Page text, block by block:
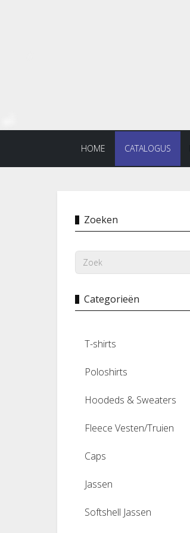
HOME CATALOGUS
Zoeken
Categorieën
T-shirts
Poloshirts
Hoodeds & Sweaters
Fleece Vesten/Truien
Caps
Jassen
Softshell Jassen